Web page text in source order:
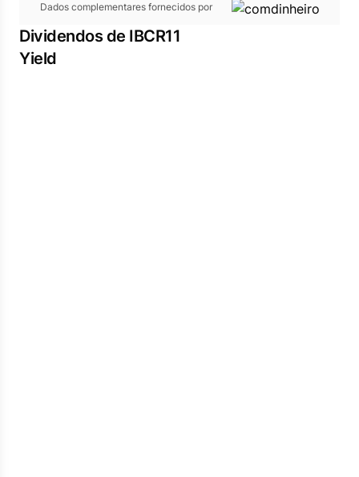
Dados complementares fornecidos por
Dividendos de IBCR11
Yield